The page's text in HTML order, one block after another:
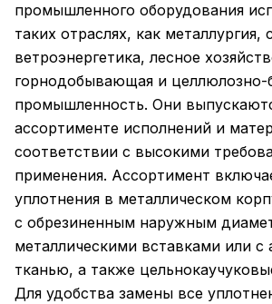
промышленного оборудования
таких отраслях, как металлургия,
ветроэнергетика, лесное
горнодобывающая и целлюлозно-
промышленность. Они
ассортименте исполнений и
соответствии с высокими
применения. Ассортимент
уплотнения в металлическом
с обрезиненным наружным
металлическими вставками или
тканью, а также
Для удобства замены все